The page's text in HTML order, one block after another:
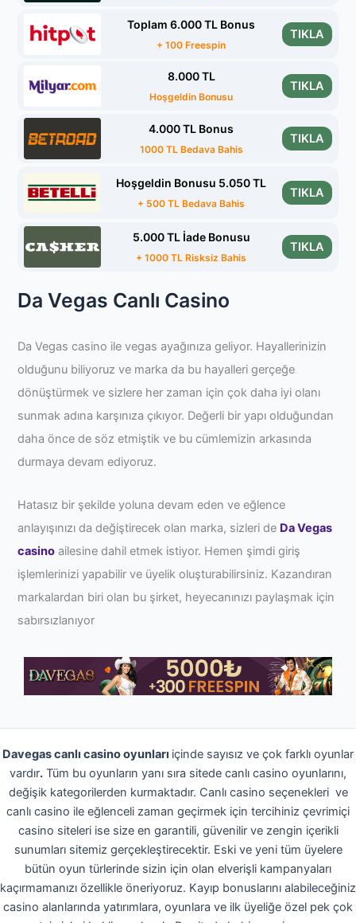
Toplam 6.000 TL Bonus
+ 100 Freespin
TIKLA
8.000 TL
Hoşgeldin Bonusu
TIKLA
4.000 TL Bonus
1000 TL Bedava Bahis
TIKLA
Hoşgeldin Bonusu 5.050 TL
+ 500 TL Bedava Bahis
TIKLA
5.000 TL İade Bonusu
+ 1000 TL Risksiz Bahis
TIKLA
Da Vegas Canlı Casino
Da Vegas casino ile vegas ayağınıza geliyor. Hayallerinizin
olduğunu biliyoruz ve marka da bu hayalleri gerçeğe
dönüştürmek ve sizlere her zaman için çok daha iyi olanı
sunmak adına karşınıza çıkıyor. Değerli bir yapı olduğundan
daha önce de söz etmiştik ve bu cümlemizin arkasında
durmaya devam ediyoruz.
Hatasız bir şekilde yoluna devam eden ve eğlence
anlayışınızı da değiştirecek olan marka, sizleri de Da Vegas
casino ailesine dahil etmek istiyor. Hemen şimdi giriş
işlemlerinizi yapabilir ve üyelik oluşturabilirsiniz. Kazandıran
markalardan biri olan bu şirket, heyecanınızı paylaşmak için
sabırsızlanıyor
Davegas canlı casino oyunları içinde sayısız ve çok farklı oyunlar
vardır. Tüm bu oyunların yanı sıra sitede canlı casino oyunlarını,
değişik kategorilerden kurmaktadır. Canlı casino seçenekleri ve
canlı casino ile eğlenceli zaman geçirmek için tercihiniz çevrimiçi
casino siteleri ise size en garantili, güvenilir ve zengin içerikli
sunumları sitemiz gerçekleştirecektir. Eski ve yeni tüm üyelere
bütün oyun türlerinde sizin için olan elverişli kampanyaları
kaçırmamanızı özellikle öneriyoruz. Kayıp bonuslarını alabileceğiniz
casino alanlarında yatırımlara, oyunlara ve ilk üyeliğe özel pek çok